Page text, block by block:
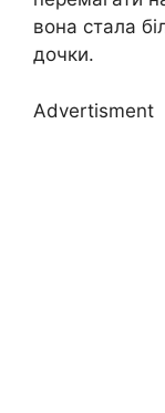
вона стала
дочки.
Advertisment